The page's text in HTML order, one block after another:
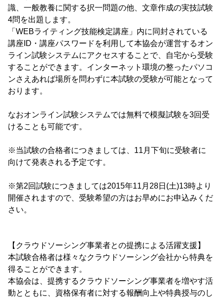
識、一般教養に関する択一問題の他、文章作成の実技試験
4問を出題します。
「WEBライティング技能検定講座」内に同封されている
講座ID・講座パスワードを利用して本協会が運営するオン
ライン試験システムにアクセスすることで、自宅から受験
することができます。インターネット環境の整ったパソコ
ンさえあれば場所を問わずに本試験の受験が可能となって
おります。
なおオンライン試験システムでは無料で模擬試験を3回受
けることも可能です。
※当試験の合格者につきましては、11月下旬に受験者に
向けて発表される予定です。
※第2回試験につきましては2015年11月28日(土)13時より
開催されますので、受験希望の方はお早めにお申込みくだ
さい。
【クラウドソーシング事業者との提携による活躍支援】
本試験合格者は様々なクラウドソーシング会社から特典を
得ることができます。
本協会は、提携するクラウドソーシング事業者を増やす活
動とともに、資格保有者に対する報酬向上や特典授与のし